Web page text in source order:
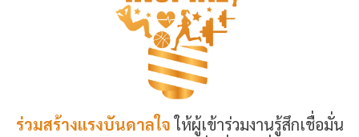
ร่วมสร้างแรงบันดาลใจให้ผู้เข้าร่วมงานรู้สึกเชื่อมั่น